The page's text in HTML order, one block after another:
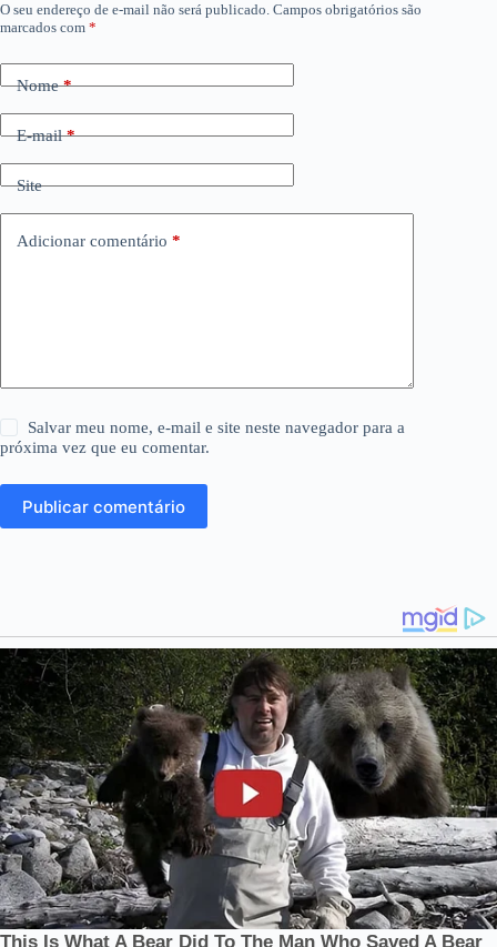
O seu endereço de e-mail não será publicado. Campos obrigatórios são
marcados com *
Nome*
E-mail*
Site
Adicionar comentário *
Salvar meu nome, e-mail e site neste navegador para a
próxima vez que eu comentar.
Publicar comentário